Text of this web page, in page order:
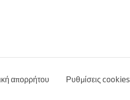
απορρήτου Ρυθμίσεις cookies